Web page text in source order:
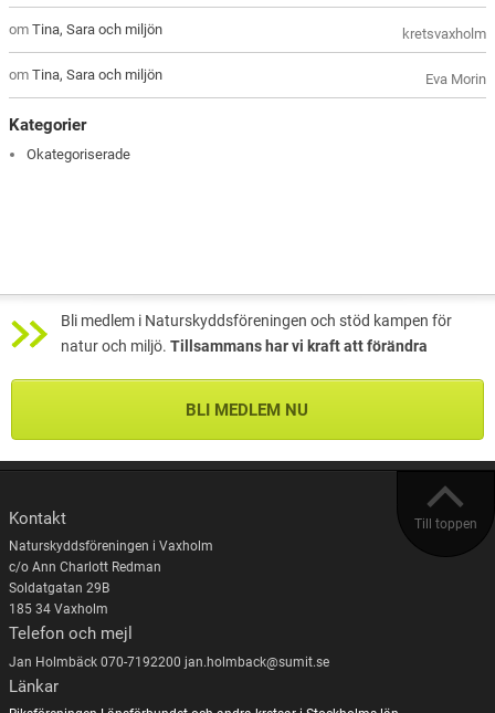
kretsvaxholm
omTina, Sara och miljön
Eva Morin
omTina, Sara och miljön
Kategorier
Okategoriserade
Bli medlem i Naturskyddsföreningen och stöd kampen för
natur och miljö. Tillsammans har vi kraft att förändra
BLI MEDLEM NU
Till toppen
Kontakt
Naturskyddsföreningen i Vaxholm
c/o Ann Charlott Redman
Soldatgatan 29B
185 34 Vaxholm
Telefon och mejl
Jan Holmbäck 070-7192200 jan.holmback@sumit.se
Länkar